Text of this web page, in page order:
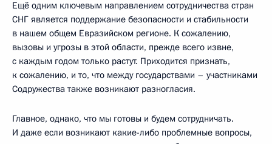
Ещё одним ключевым направлением сотрудничества стран
СНГ является поддержание безопасности и стабильности
в нашем общем Евразийском регионе. К сожалению,
вызовы и угрозы в этой области, прежде всего извне,
с каждым годом только растут. Приходится признать,
к сожалению, и то, что между государствами – участниками
Содружества также возникают разногласия.
Главное, однако, что мы готовы и будем сотрудничать.
И даже если возникают какие-либо проблемные вопросы,